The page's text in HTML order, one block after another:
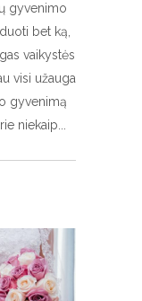
gyvenimo
bet ką,
vaikystės
visi užauga
gyvenimą
niekaip